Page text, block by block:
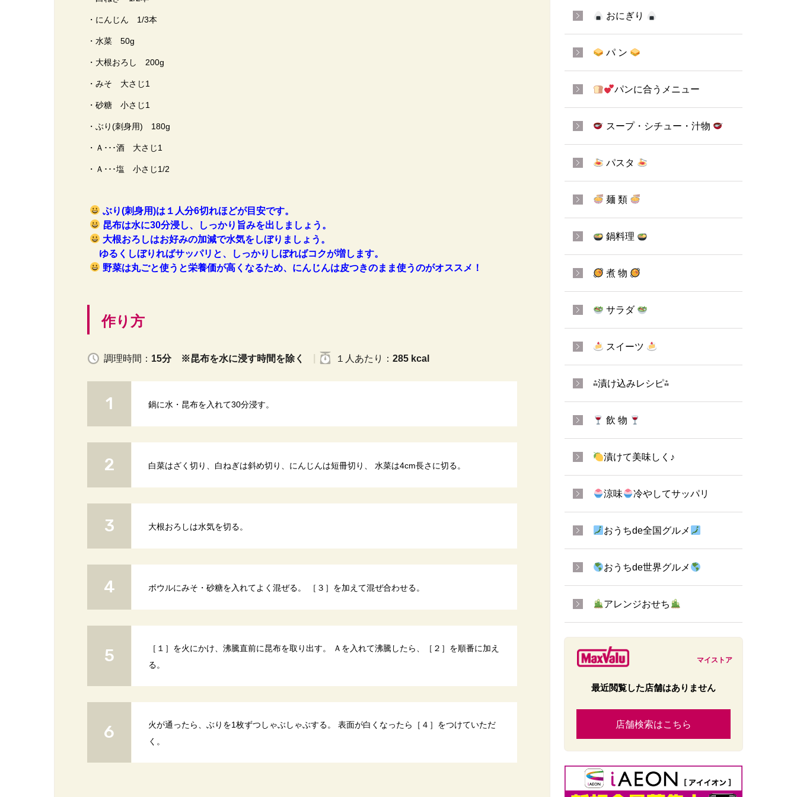
・にんじん 1/3本
・水菜 50g
・大根おろし 200g
・みそ 大さじ1
・砂糖 小さじ1
・ぶり(刺身用) 180g
・Ａ･･･酒 大さじ1
・Ａ･･･塩 小さじ1/2
ぶり(刺身用)は１人分6切れほどが目安です。
昆布は水に30分浸し、しっかり旨みを出しましょう。
大根おろしはお好みの加減で水気をしぼりましょう。
ゆるくしぼりればサッパリと、しっかりしぼればコクが増します。
野菜は丸ごと使うと栄養価が高くなるため、にんじんは皮つきのまま使うのがオススメ！
作り方
調理時間： 15分 ※昆布を水に浸す時間を除く １人 あたり ： 285 kcal
鍋に水・昆布を入れて30分浸す。
白菜はざく切り、白ねぎは斜め切り、にんじんは短冊切り、 水菜は4cm長さに切る。
大根おろしは水気を切る。
ボウルにみそ・砂糖を入れてよく混ぜる。 ［３］を加えて混ぜ合わせる。
［１］を火にかけ、沸騰直前に昆布を取り出す。 Ａを入れて沸騰したら、［２］を順番に加え
る。
火が通ったら、ぶりを1枚ずつしゃぶしゃぶする。 表面が白くなったら［４］をつけていただ
く。
おにぎり
パ ン
パンに合うメニュー
スープ・シチュー・汁物
パスタ
麺 類
鍋料理
煮 物
サラダ
スイーツ
⁂漬け込みレシピ⁂
飲 物
漬けて美味しく♪
涼味 冷やしてサッパリ
おうちde全国グルメ
おうちde世界グルメ
アレンジおせち
マイストア
最近閲覧した店舗はありません
店舗検索はこちら